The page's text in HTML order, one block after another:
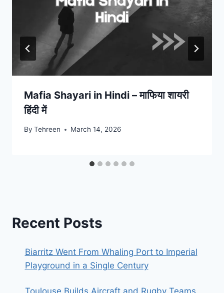
Mafia Shayari in Hindi – माफिया शायरी
हिंदी में
By Tehreen March 14, 2026
Recent Posts
Biarritz Went From Whaling Port to Imperial
Playground in a Single Century
Toulouse Builds Aircraft and Rugby Teams